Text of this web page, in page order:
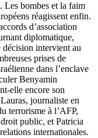
Les bombes et la faim
réagissent enfin.
d’association
diplomatique,
intervient au
prises de
dans l’enclave
Benyamin
elle encore son
journaliste en
terrorisme à l’AFP,
public, et Patricia
internationales.